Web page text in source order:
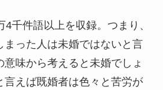
千件語以上を収録。つまり、
まった人は未婚ではないと言
味から考えると未婚でしょ
言えば既婚者は色々と苦労が